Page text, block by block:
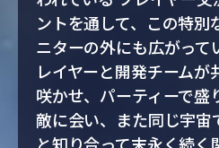
ントを通して、この特別
ニターの外にも広がって
レイヤーと開発チーム
咲かせ、パーティーで盛
敵に会い、また同じ宇宙
と知り合って末永く続く